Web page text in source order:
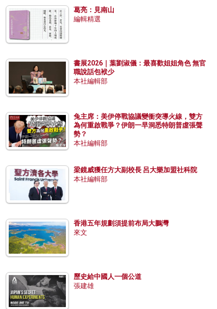
葛亮：見南山
編輯精選
書展2026｜葉劉淑儀：最喜歡姐姐角色 無官
職說話包袱少
本社編輯部
兔主席：美伊停戰協議變衝突導火線，雙方
為何重啟戰爭？伊朗一早洞悉特朗普虛張聲
勢？
本社編輯部
梁鏡威獲任方大副校長 呂大樂加盟社科院
本社編輯部
香港五年規劃須提前布局大鵬灣
來文
歷史給中國人一個公道
張建雄